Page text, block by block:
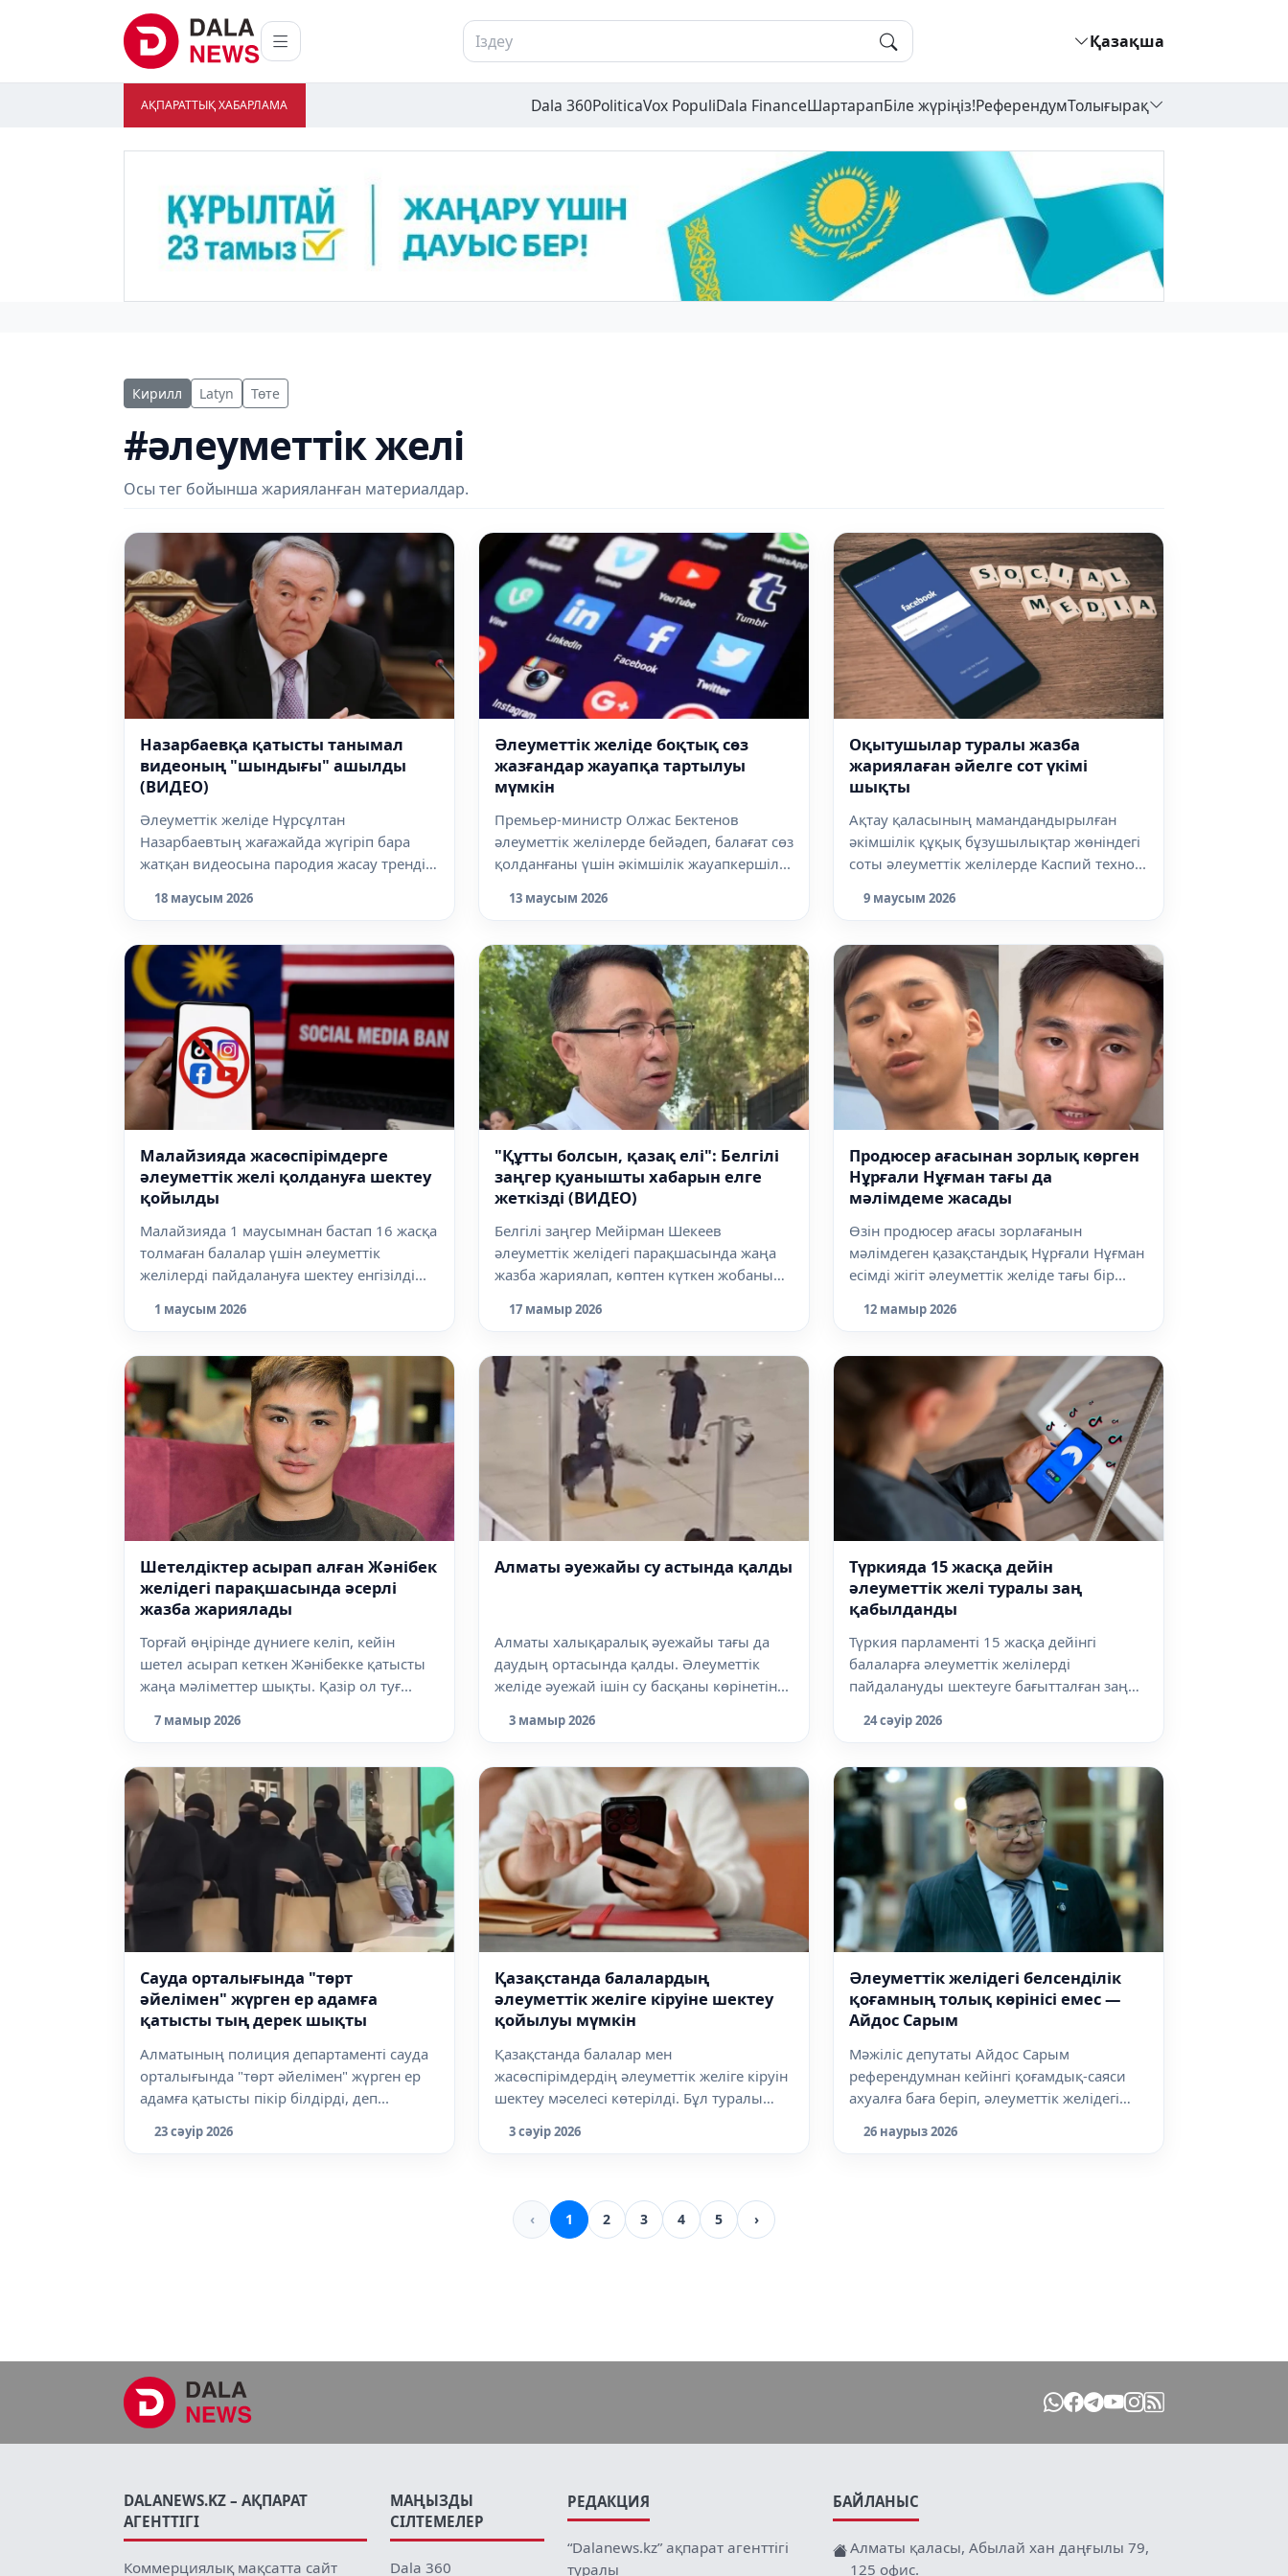
Қазақша
АҚПАРАТТЫҚ ХАБАРЛАМА Dala 360PoliticaVox PopuliDala FinanceШартарапБіле жүріңіз!РеферендумТолығырақ
Кирилл Latyn Төте
#әлеуметтік желі
Осы тег бойынша жарияланған материалдар.
Назарбаевқа қатысты танымал
видеоның "шындығы" ашылды
(ВИДЕО)
Әлеуметтік желіде Нұрсұлтан
Назарбаевтың жағажайда жүгіріп бара
жатқан видеосына пародия жасау тренді
18 маусым 2026
Әлеуметтік желіде боқтық сөз
жазғандар жауапқа тартылуы
мүмкін
Премьер-министр Олжас Бектенов
әлеуметтік желілерде бейәдеп, балағат сөз
қолданғаны үшін әкімшілік жауапкершіл...
13 маусым 2026
Оқытушылар туралы жазба
жариялаған әйелге сот үкімі
шықты
Ақтау қаласының мамандандырылған
әкімшілік құқық бұзушылықтар жөніндегі
соты әлеуметтік желілерде Каспий техно...
9 маусым 2026
Малайзияда жасөспірімдерге
әлеуметтік желі қолдануға шектеу
қойылды
Малайзияда 1 маусымнан бастап 16 жасқа
толмаған балалар үшін әлеуметтік
желілерді пайдалануға шектеу енгізілді...
1 маусым 2026
"Құтты болсын, қазақ елі": Белгілі
заңгер қуанышты хабарын елге
жеткізді (ВИДЕО)
Белгілі заңгер Мейірман Шекеев
әлеуметтік желідегі парақшасында жаңа
жазба жариялап, көптен күткен жобаның
17 мамыр 2026
Продюсер ағасынан зорлық көрген
Нұрғали Нұғман тағы да
мәлімдеме жасады
Өзін продюсер ағасы зорлағанын
мәлімдеген қазақстандық Нұрғали Нұғман
есімді жігіт әлеуметтік желіде тағы бір...
12 мамыр 2026
Шетелдіктер асырап алған Жәнібек
желідегі парақшасында әсерлі
жазба жариялады
Торғай өңірінде дүниеге келіп, кейін
шетел асырап кеткен Жәнібекке қатысты
жаңа мәліметтер шықты. Қазір ол туғ...
7 мамыр 2026
Алматы әуежайы су астында қалды
Алматы халықаралық әуежайы тағы да
даудың ортасында қалды. Әлеуметтік
желіде әуежай ішін су басқаны көрінетін...
3 мамыр 2026
Түркияда 15 жасқа дейін
әлеуметтік желі туралы заң
қабылданды
Түркия парламенті 15 жасқа дейінгі
балаларға әлеуметтік желілерді
пайдалануды шектеуге бағытталған заң
24 сәуір 2026
Сауда орталығында "төрт
әйелімен" жүрген ер адамға
қатысты тың дерек шықты
Алматының полиция департаменті сауда
орталығында "төрт әйелімен" жүрген ер
адамға қатысты пікір білдірді, деп...
23 сәуір 2026
Қазақстанда балалардың
әлеуметтік желіге кіруіне шектеу
қойылуы мүмкін
Қазақстанда балалар мен
жасөспірімдердің әлеуметтік желіге кіруін
шектеу мәселесі көтерілді. Бұл туралы
3 сәуір 2026
Әлеуметтік желідегі белсенділік
қоғамның толық көрінісі емес —
Айдос Сарым
Мәжіліс депутаты Айдос Сарым
референдумнан кейінгі қоғамдық-саяси
ахуалға баға беріп, әлеуметтік желідегі
26 наурыз 2026
‹ 1 2 3 4 5 ›
DALANEWS.KZ – АҚПАРАТ
АГЕНТТІГІ
Коммерциялық мақсатта сайт
МАҢЫЗДЫ
СІЛТЕМЕЛЕР
Dala 360
РЕДАКЦИЯ
“Dalanews.kz” ақпарат агенттігі
туралы
БАЙЛАНЫС
Алматы қаласы, Абылай хан даңғылы 79,
125 офис.